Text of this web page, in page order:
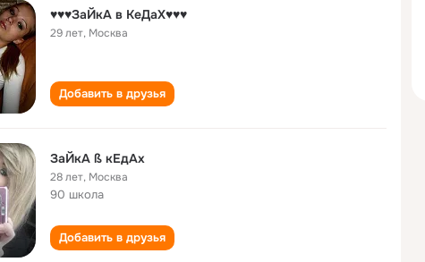
♥♥♥ЗаЙкА в КеДаХ♥♥♥
29 лет, Москва
Добавить в друзья
ЗаЙкА ß кЕдАх
28 лет, Москва
90 школа
Добавить в друзья